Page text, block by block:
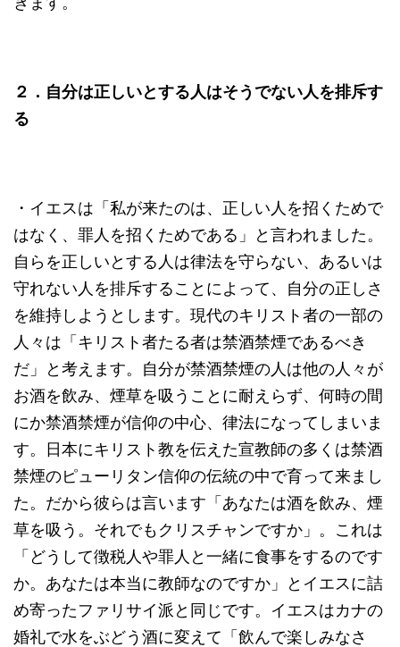
２．自分は正しいとする人はそうでない人を排斥す
る
・イエスは「私が来たのは、正しい人を招くためで
はなく、罪人を招くためである」と言われました。
自らを正しいとする人は律法を守らない、あるいは
守れない人を排斥することによって、自分の正しさ
を維持しようとします。現代のキリスト者の一部の
人々は「キリスト者たる者は禁酒禁煙であるべき
だ」と考えます。自分が禁酒禁煙の人は他の人々が
お酒を飲み、煙草を吸うことに耐えらず、何時の間
にか禁酒禁煙が信仰の中心、律法になってしまいま
す。日本にキリスト教を伝えた宣教師の多くは禁酒
禁煙のピューリタン信仰の伝統の中で育って来まし
た。だから彼らは言います「あなたは酒を飲み、煙
草を吸う。それでもクリスチャンですか」。これは
「どうして徴税人や罪人と一緒に食事をするのです
か。あなたは本当に教師なのですか」とイエスに詰
め寄ったファリサイ派と同じです。イエスはカナの
婚礼で水をぶどう酒に変えて「飲んで楽しみなさ